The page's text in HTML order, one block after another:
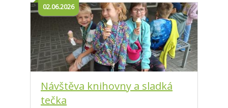
Návštěva knihovny a sladká
tečka
02.06.2026